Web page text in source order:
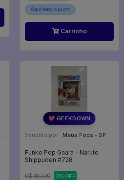
Aqui tem cupom
Carrinho
💖 GEEKDOWN
Vendido por: Meus Pops - SP
Funko Pop Gaara - Naruto
Shippuden #728
R$ 187,00 6% OFF